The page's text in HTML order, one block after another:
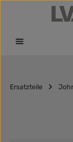
Zum Hauptinhalt
Ersatzteile